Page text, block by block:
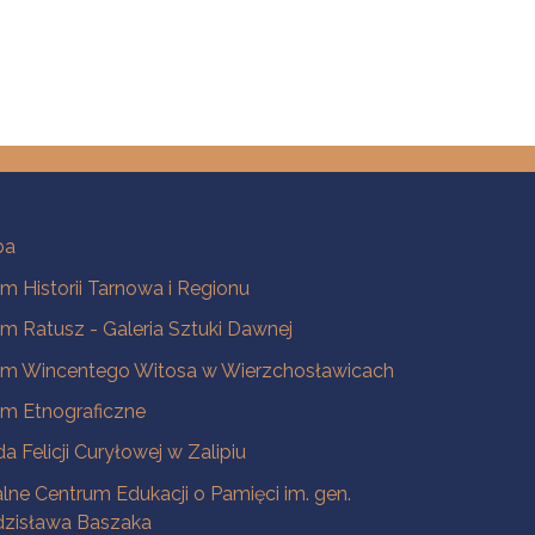
Historii Tarnowa i Regionu
Ratusz - Galeria Sztuki Dawnej
Wincentego Witosa w Wierzchosławicach
Etnograficzne
Felicji Curyłowej w Zalipiu
Centrum Edukacji o Pamięci im. gen.
Baszaka